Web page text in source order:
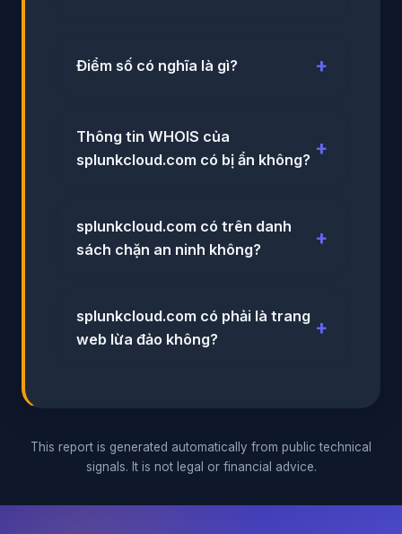
Điểm số có nghĩa là gì?
Thông tin WHOIS của
splunkcloud.com có bị ẩn không?
splunkcloud.com có trên danh
sách chặn an ninh không?
splunkcloud.com có phải là trang
web lừa đảo không?
This report is generated automatically from public technical
signals. It is not legal or financial advice.